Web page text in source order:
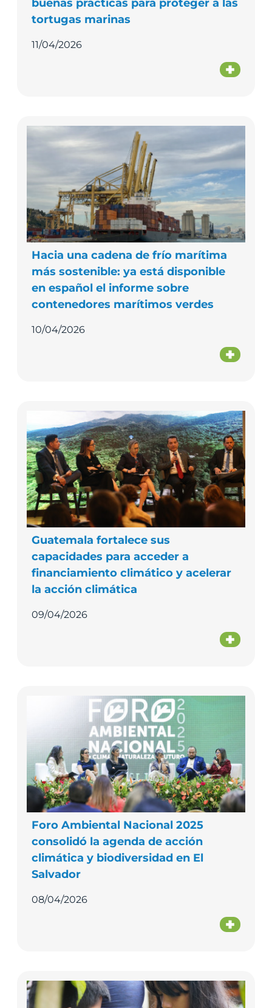
buenas prácticas para proteger a las
tortugas marinas
11/04/2026
Hacia una cadena de frío marítima
más sostenible: ya está disponible
en español el informe sobre
contenedores marítimos verdes
10/04/2026
Guatemala fortalece sus
capacidades para acceder a
financiamiento climático y acelerar
la acción climática
09/04/2026
Foro Ambiental Nacional 2025
consolidó la agenda de acción
climática y biodiversidad en El
Salvador
08/04/2026